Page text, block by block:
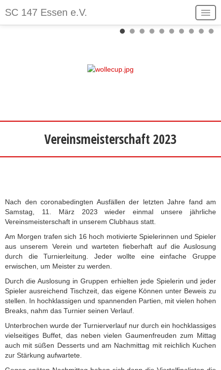
SC 147 Essen e.V.
Vereinsmeisterschaft 2023
Nach den coronabedingten Ausfällen der letzten Jahre fand am
Samstag, 11. März 2023 wieder einmal unsere jährliche
Vereinsmeisterschaft in unserem Clubhaus statt.
Am Morgen trafen sich 16 hoch motivierte Spielerinnen und Spieler
aus unserem Verein und warteten fieberhaft auf die Auslosung
durch die Turnierleitung. Jeder wollte eine einfache Gruppe
erwischen, um Meister zu werden.
Durch die Auslosung in Gruppen erhielten jede Spielerin und jeder
Spieler ausreichend Tischzeit, das eigene Können unter Beweis zu
stellen. In hochklassigen und spannenden Partien, mit vielen hohen
Breaks, nahm das Turnier seinen Verlauf.
Unterbrochen wurde der Turnierverlauf nur durch ein hochklassiges
vielseitiges Buffet, das neben vielen Gaumenfreuden zum Mittag
auch mit süßen Desserts und am Nachmittag mit reichlich Kuchen
zur Stärkung aufwartete.
o
e
t
c
M